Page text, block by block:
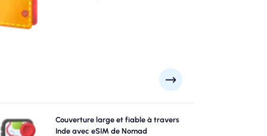
éviter les surprises de facturation post-voyage et
un contrôle complet sur votre utilisation et vos
Couverture large et fiable à travers
Inde avec eSIM de Nomad
Inde avec confiance en utilisant le Inde eSIM de
NomAD, offrant une couverture 4G / 5G fiable de